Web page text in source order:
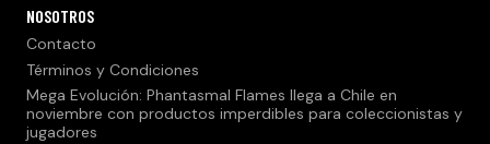
NOSOTROS
Contacto
Términos y Condiciones
Mega Evolución: Phantasmal Flames llega a Chile en
noviembre con productos imperdibles para coleccionistas y
jugadores